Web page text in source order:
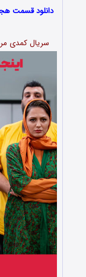
سریال کمدی مردم معمولی